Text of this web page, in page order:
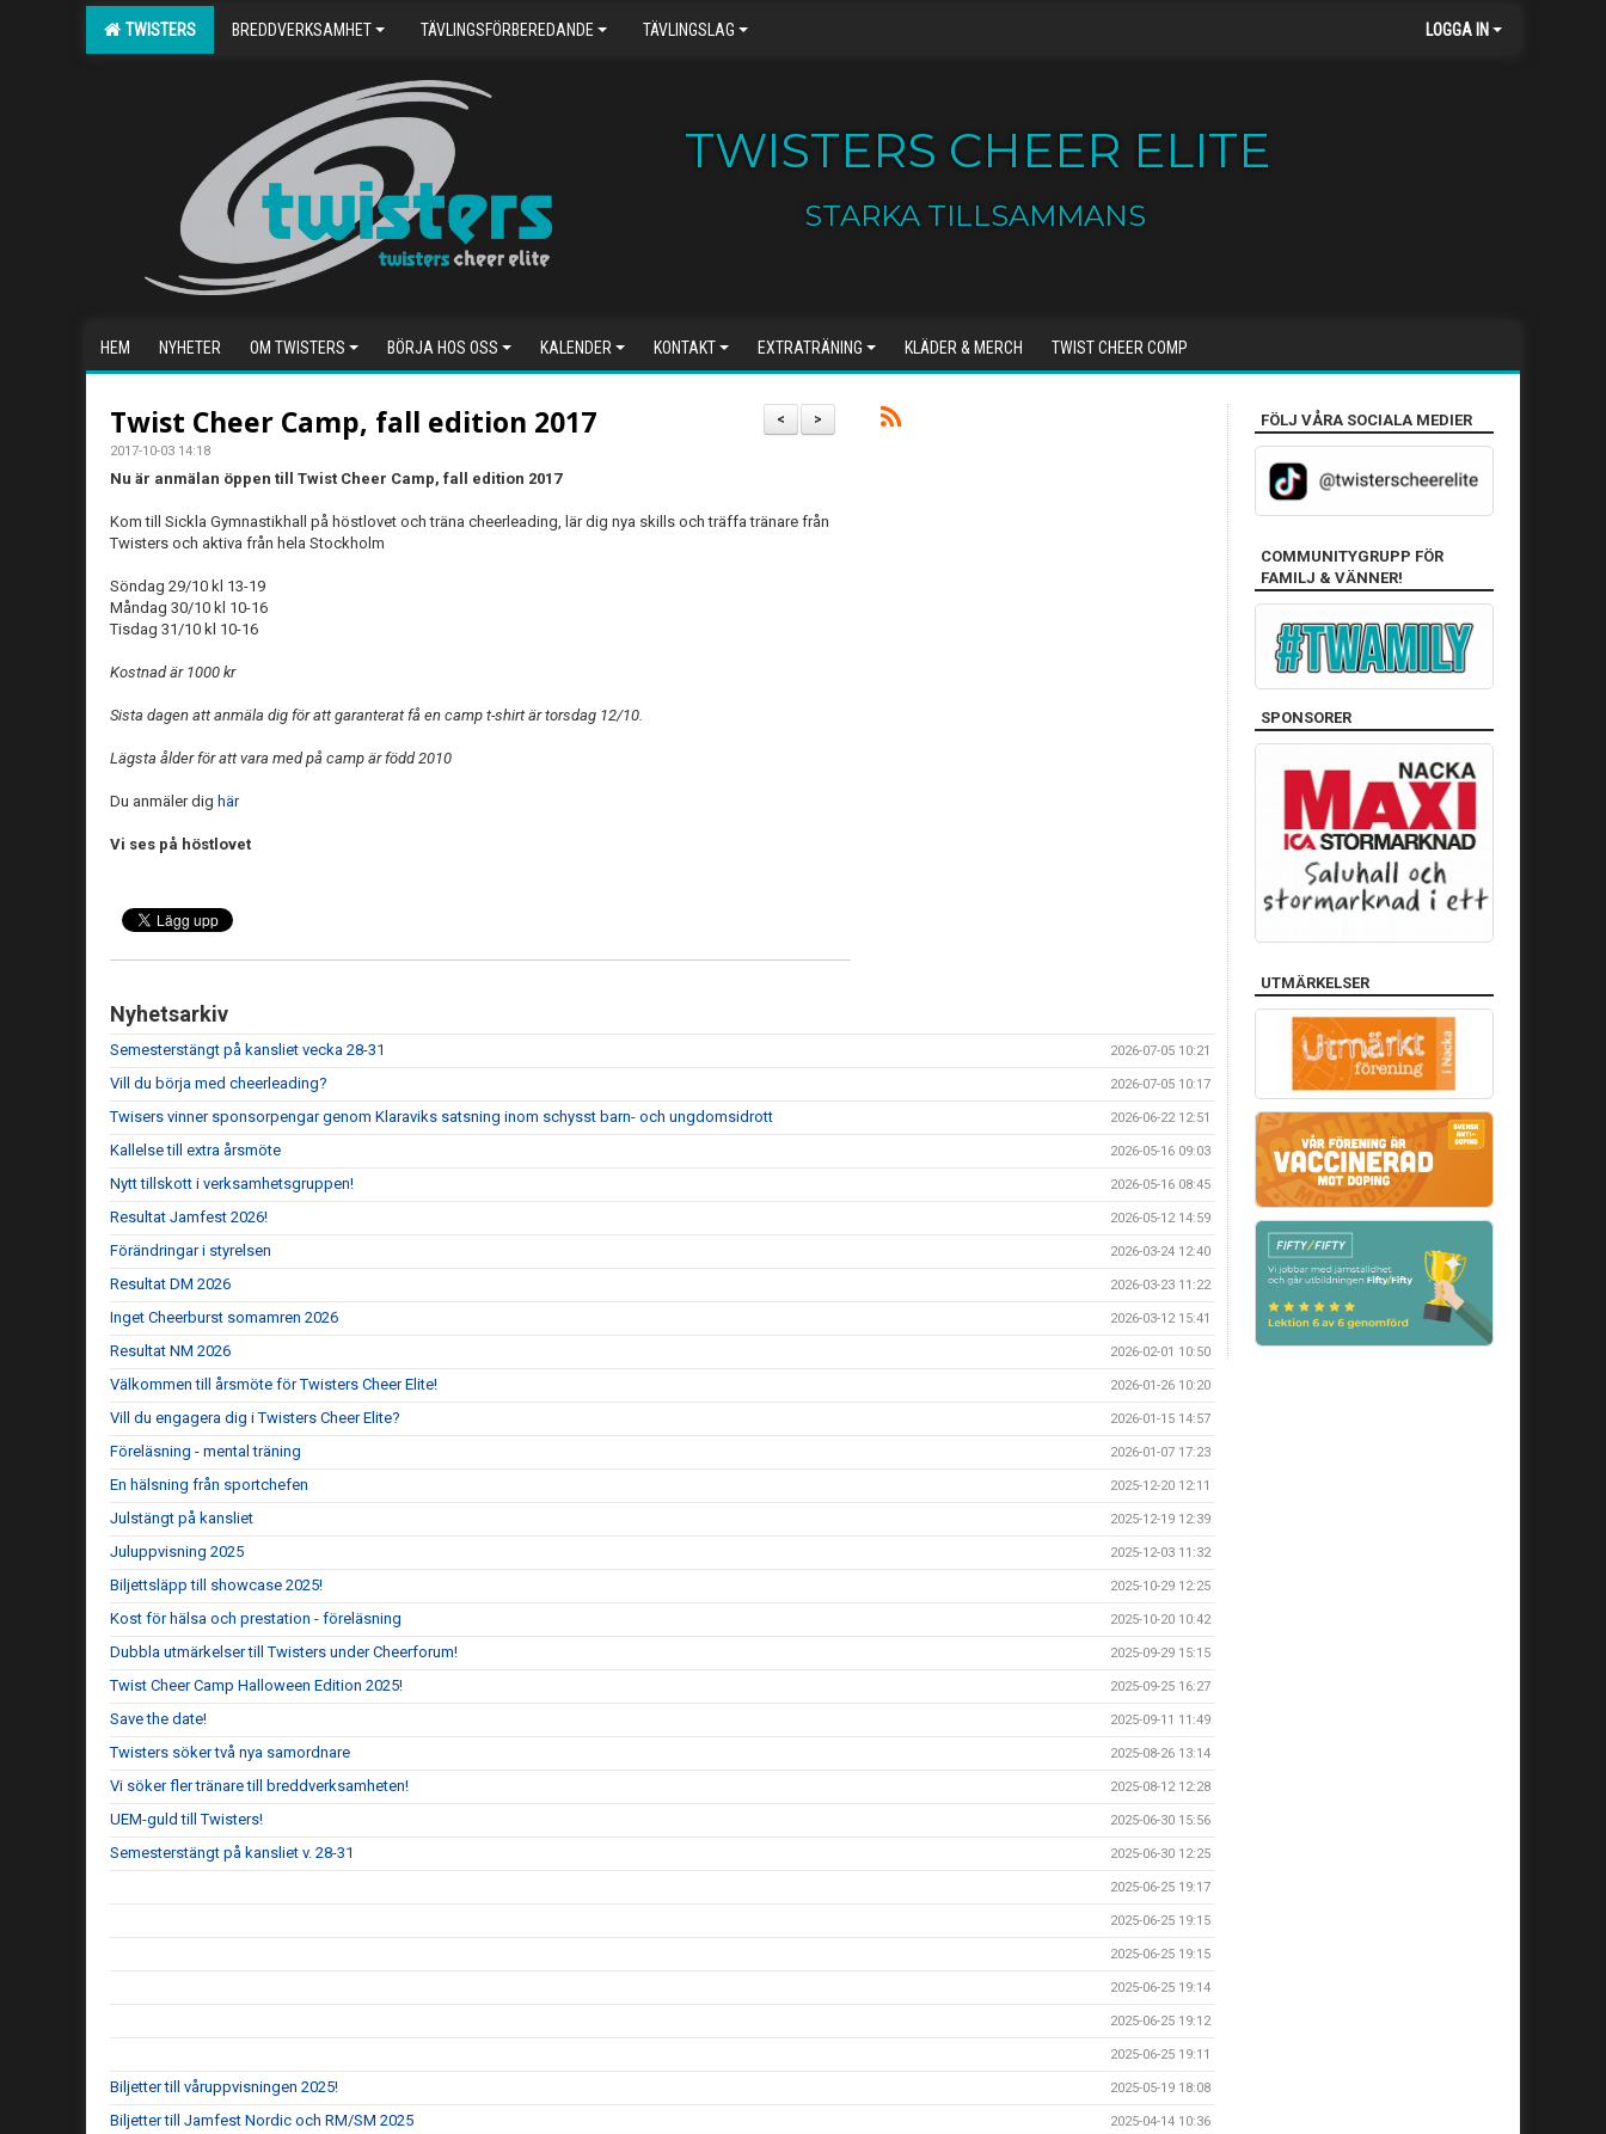
TWISTERS BREDDVERKSAMHET TÄVLINGSFÖRBEREDANDE TÄVLINGSLAG LOGGA IN
TWISTERS CHEER ELITE
STARKA TILLSAMMANS
HEM NYHETER OM TWISTERS BÖRJA HOS OSS KALENDER KONTAKT EXTRATRÄNING KLÄDER & MERCH TWIST CHEER COMP
>
<
Twist Cheer Camp, fall edition 2017
2017-10-03 14:18
Nu är anmälan öppen till Twist Cheer Camp, fall edition 2017
Kom till Sickla Gymnastikhall på höstlovet och träna cheerleading, lär dig nya skills och träffa tränare från
Twisters och aktiva från hela Stockholm
Söndag 29/10 kl 13-19
Måndag 30/10 kl 10-16
Tisdag 31/10 kl 10-16
Kostnad är 1000 kr
Sista dagen att anmäla dig för att garanterat få en camp t-shirt är torsdag 12/10.
Lägsta ålder för att vara med på camp är född 2010
Du anmäler dig här
Vi ses på höstlovet
Nyhetsarkiv
Semesterstängt på kansliet vecka 28-31 2026-07-05 10:21
Vill du börja med cheerleading? 2026-07-05 10:17
Twisers vinner sponsorpengar genom Klaraviks satsning inom schysst barn- och ungdomsidrott 2026-06-22 12:51
Kallelse till extra årsmöte 2026-05-16 09:03
Nytt tillskott i verksamhetsgruppen! 2026-05-16 08:45
Resultat Jamfest 2026! 2026-05-12 14:59
Förändringar i styrelsen 2026-03-24 12:40
Resultat DM 2026 2026-03-23 11:22
Inget Cheerburst somamren 2026 2026-03-12 15:41
Resultat NM 2026 2026-02-01 10:50
Välkommen till årsmöte för Twisters Cheer Elite! 2026-01-26 10:20
Vill du engagera dig i Twisters Cheer Elite? 2026-01-15 14:57
Föreläsning - mental träning 2026-01-07 17:23
En hälsning från sportchefen 2025-12-20 12:11
Julstängt på kansliet 2025-12-19 12:39
Juluppvisning 2025 2025-12-03 11:32
Biljettsläpp till showcase 2025! 2025-10-29 12:25
Kost för hälsa och prestation - föreläsning 2025-10-20 10:42
Dubbla utmärkelser till Twisters under Cheerforum! 2025-09-29 15:15
Twist Cheer Camp Halloween Edition 2025! 2025-09-25 16:27
Save the date! 2025-09-11 11:49
Twisters söker två nya samordnare 2025-08-26 13:14
Vi söker fler tränare till breddverksamheten! 2025-08-12 12:28
UEM-guld till Twisters! 2025-06-30 15:56
Semesterstängt på kansliet v. 28-31 2025-06-30 12:25
2025-06-25 19:17
2025-06-25 19:15
2025-06-25 19:15
2025-06-25 19:14
2025-06-25 19:12
2025-06-25 19:11
Biljetter till våruppvisningen 2025! 2025-05-19 18:08
Biljetter till Jamfest Nordic och RM/SM 2025 2025-04-14 10:36
FÖLJ VÅRA SOCIALA MEDIER
COMMUNITYGRUPP FÖR
FAMILJ & VÄNNER!
SPONSORER
UTMÄRKELSER